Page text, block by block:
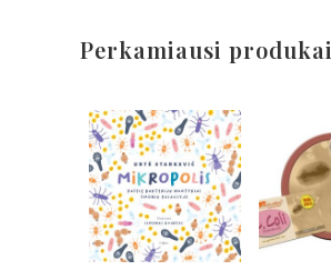
Perkamiausi produkai